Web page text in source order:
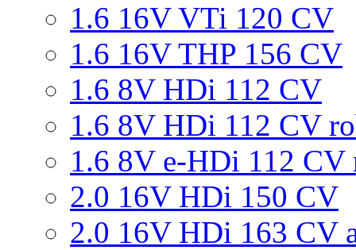
1.6 16V VTi 120 CV
1.6 16V THP 156 CV
1.6 8V HDi 112 CV
1.6 8V HDi 112 CV
1.6 8V e-HDi 112 CV
2.0 16V HDi 150 CV
2.0 16V HDi 163 CV